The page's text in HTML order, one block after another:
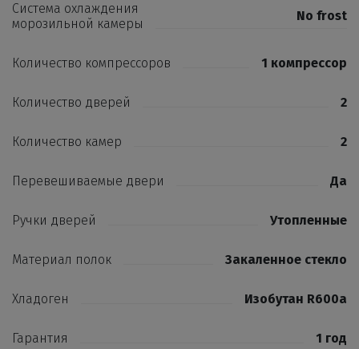
Система охлаждения
морозильной камеры
No frost
Количество компрессоров 1 компрессор
Количество дверей 2
Количество камер 2
Перевешиваемые двери Да
Ручки дверей Утопленные
Материал полок Закаленное стекло
Хладоген Изобутан R600a
Гарантия 1 год